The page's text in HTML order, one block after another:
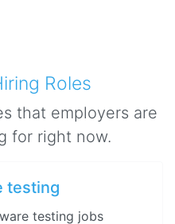
Roles
that employers are
for right now.
testing
testing jobs